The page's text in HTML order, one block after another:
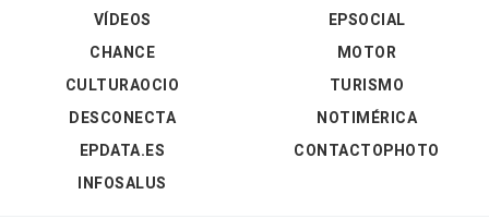
VÍDEOS
EPSOCIAL
CHANCE
CULTURAOCIO
DESCONECTA
EPDATA.ES
INFOSALUS
MOTOR
TURISMO
NOTIMÉRICA
CONTACTOPHOTO